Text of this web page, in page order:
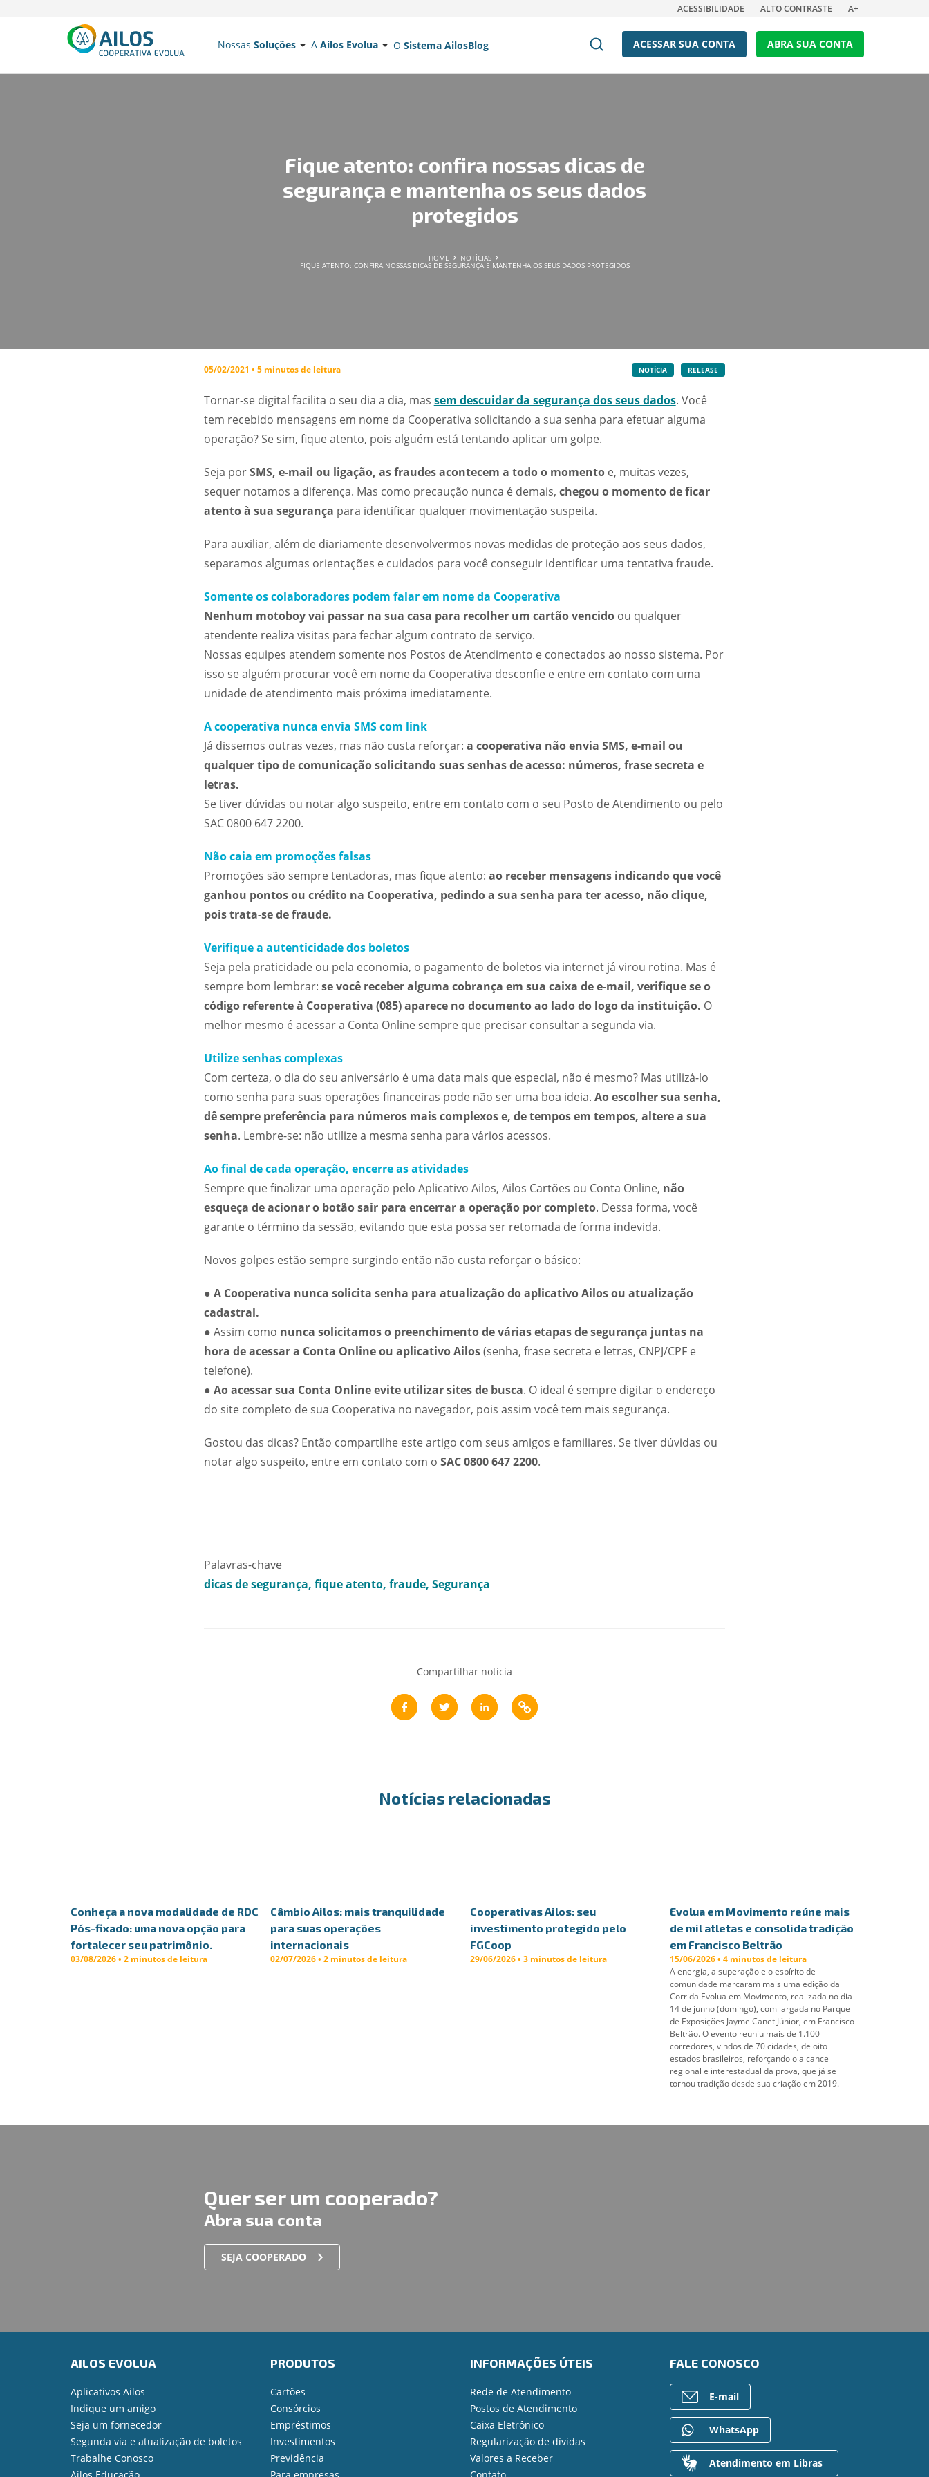
ACESSIBILIDADE ALTO CONTRASTE A+
Nossas Soluções A Ailos Evolua O Sistema AilosBlog ACESSAR SUA CONTA ABRA SUA CONTA
Fique atento: confira nossas dicas de
segurança e mantenha os seus dados
protegidos
HOME
NOTÍCIAS
FIQUE ATENTO: CONFIRA NOSSAS DICAS DE SEGURANÇA E MANTENHA OS SEUS DADOS PROTEGIDOS
05/02/2021 • 5 minutos de leitura NOTÍCIA RELEASE
Tornar-se digital facilita o seu dia a dia, mas sem descuidar da segurança dos seus dados. Você
tem recebido mensagens em nome da Cooperativa solicitando a sua senha para efetuar alguma
operação? Se sim, fique atento, pois alguém está tentando aplicar um golpe.
Seja porSMS, e-mail ou ligação, as fraudes acontecem a todo o momentoe, muitas vezes,
sequer notamos a diferença. Mas como precaução nunca é demais, chegou o momento de ficar
atento à sua segurança para identificar qualquer movimentação suspeita.
Para auxiliar, além de diariamente desenvolvermos novas medidas de proteção aos seus dados,
separamos algumas orientações e cuidados para você conseguir identificar uma tentativa fraude.
Somente os colaboradores podem falar em nome da Cooperativa
Nenhum motoboy vai passar na sua casa para recolher um cartão vencidoou qualquer
atendente realiza visitas para fechar algum contrato de serviço.
Nossas equipes atendem somente nos Postos de Atendimento e conectados ao nosso sistema. Por
isso se alguém procurar você em nome da Cooperativa desconfie e entre em contato com uma
unidade de atendimento mais próxima imediatamente.
A cooperativa nunca envia SMS com link
Já dissemos outras vezes, mas não custa reforçar: a cooperativa não envia SMS, e-mail ou
qualquer tipo de comunicação solicitando suas senhas de acesso: números, frase secreta e
letras.
Se tiver dúvidas ou notar algo suspeito, entre em contato com o seu Posto de Atendimento ou pelo
SAC 0800 647 2200.
Não caia em promoções falsas
Promoções são sempre tentadoras, mas fique atento: ao receber mensagens indicando que você
ganhou pontos ou crédito na Cooperativa, pedindo a sua senha para ter acesso, não clique,
pois trata-se de fraude.
Verifique a autenticidade dos boletos
Seja pela praticidade ou pela economia, o pagamento de boletos via internet já virou rotina. Mas é
sempre bom lembrar: se você receber alguma cobrança em sua caixa de e-mail, verifique se o
código referente à Cooperativa (085) aparece no documento ao lado do logo da instituição. O
melhor mesmo é acessar a Conta Online sempre que precisar consultar a segunda via.
Utilize senhas complexas
Com certeza, o dia do seu aniversário é uma data mais que especial, não é mesmo? Mas utilizá-lo
como senha para suas operações financeiras pode não ser uma boa ideia. Ao escolher sua senha,
dê sempre preferência para números mais complexos e, de tempos em tempos, altere a sua
senha. Lembre-se: não utilize a mesma senha para vários acessos.
Ao final de cada operação, encerre as atividades
Sempre que finalizar uma operação pelo Aplicativo Ailos, Ailos Cartões ou Conta Online, não
esqueça de acionar o botão sair para encerrar a operação por completo. Dessa forma, você
garante o término da sessão, evitando que esta possa ser retomada de forma indevida.
Novos golpes estão sempre surgindo então não custa reforçar o básico:
● A Cooperativa nunca solicita senha para atualização do aplicativo Ailos ou atualização
cadastral.
● Assim como nunca solicitamos o preenchimento de várias etapas de segurança juntas na
hora de acessar a Conta Online ou aplicativo Ailos(senha, frase secreta e letras, CNPJ/CPF e
telefone).
● Ao acessar sua Conta Online evite utilizar sites de busca. O ideal é sempre digitar o endereço
do site completo de sua Cooperativa no navegador, pois assim você tem mais segurança.
Gostou das dicas? Então compartilhe este artigo com seus amigos e familiares. Se tiver dúvidas ou
notar algo suspeito, entre em contato com o SAC 0800 647 2200.
Palavras-chave
dicas de segurança fique atento fraude Segurança
Compartilhar notícia
Notícias relacionadas
Conheça a nova modalidade de RDC
Pós-fixado: uma nova opção para
fortalecer seu patrimônio.
03/08/2026 • 2 minutos de leitura
Câmbio Ailos: mais tranquilidade
para suas operações
internacionais
02/07/2026 • 2 minutos de leitura
Cooperativas Ailos: seu
investimento protegido pelo
FGCoop
29/06/2026 • 3 minutos de leitura
Evolua em Movimento reúne mais
de mil atletas e consolida tradição
em Francisco Beltrão
15/06/2026 • 4 minutos de leitura
A energia, a superação e o espírito de
comunidade marcaram mais uma edição da
Corrida Evolua em Movimento, realizada no dia
14 de junho (domingo), com largada no Parque
de Exposições Jayme Canet Júnior, em Francisco
Beltrão. O evento reuniu mais de 1.100
corredores, vindos de 70 cidades, de oito
estados brasileiros, reforçando o alcance
regional e interestadual da prova, que já se
tornou tradição desde sua criação em 2019.
Quer ser um cooperado?
Abra sua conta
SEJA COOPERADO
AILOS EVOLUA
Aplicativos Ailos
Indique um amigo
Seja um fornecedor
Segunda via e atualização de boletos
Trabalhe Conosco
PRODUTOS
Cartões
Consórcios
Empréstimos
Investimentos
Previdência
INFORMAÇÕES ÚTEIS
Rede de Atendimento
Postos de Atendimento
Caixa Eletrônico
Regularização de dívidas
Valores a Receber
FALE CONOSCO
E-mail
WhatsApp
Atendimento em Libras